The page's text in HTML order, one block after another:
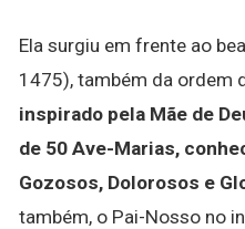
Ela surgiu em frente ao
1475), também da ordem
inspirado pela Mãe de
de 50 Ave-Marias,
Gozosos, Dolorosos e
também, o Pai-Nosso no